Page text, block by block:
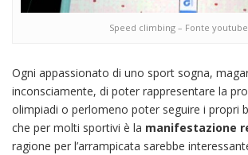
Speed climbing – Fonte youtube
Ogni appassionato di uno sport sogna,
inconsciamente, di poter rappresentare la
olimpiadi o perlomeno poter seguire i propri
che per molti sportivi è la manifestazione
ragione per l’arrampicata sarebbe